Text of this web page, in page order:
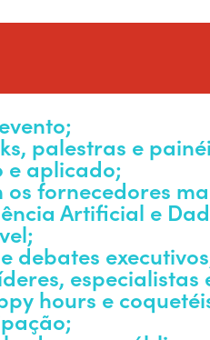
palestras e
e aplicado;
os fornecedores
Artificial e
debates
hours e